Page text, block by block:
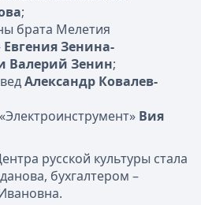
;
брата Мелетия
Евгения Зенина-
Валерий Зенин;
Александр Ковалев-
Вия
русской культуры стала
бухгалтером –